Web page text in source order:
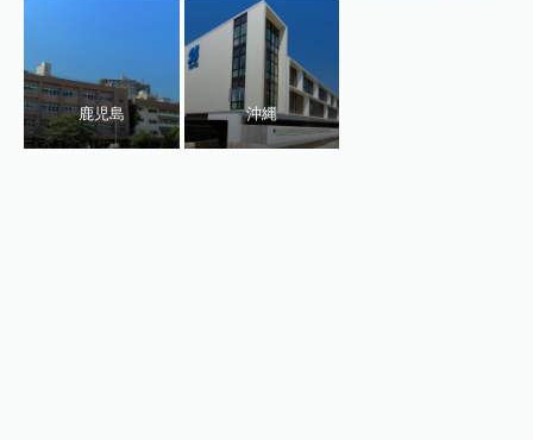
鹿児島 沖縄